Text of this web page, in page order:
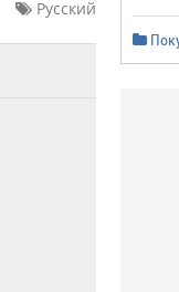
Русский